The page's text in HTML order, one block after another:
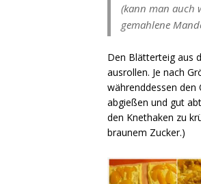
(kann man auch
gemahlene
Den Blätterteig aus
ausrollen. Je nach
währenddessen den
abgießen und gut
den Knethaken zu
braunem Zucker.)